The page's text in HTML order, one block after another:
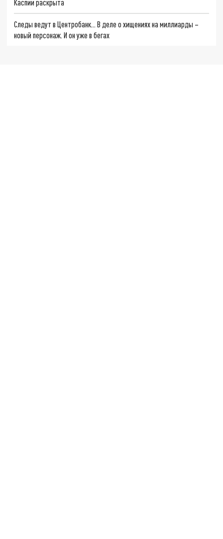
Каспии раскрыта
Следы ведут в Центробанк… В деле о хищениях на миллиарды –
новый персонаж. И он уже в бегах